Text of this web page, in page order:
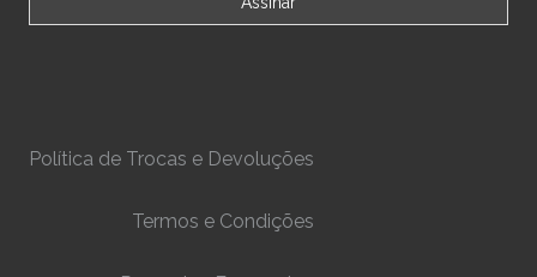
Política de Trocas e Devoluções
Termos e Condições